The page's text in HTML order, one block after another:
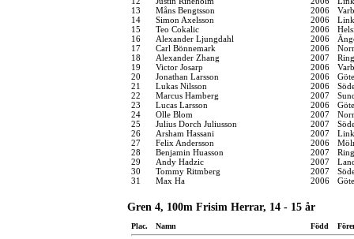
13
Måns Bengtsson 2006
14
Simon Axelsson 2006
15
Teo Cokalic 2006
16
Alexander Ljungdahl 2006
17
Carl Bönnemark 2006
18
Alexander Zhang 2007
19
Victor Josarp 2006
20
Jonathan Larsson 2006
21
Lukas Nilsson 2006
22
Marcus Hamberg 2007
23
Lucas Larsson 2006
24
Olle Blom 2007
25
Julius Dorch Juliusson 2007
26
Arsham Hassani 2007
27
Felix Andersson 2006
28
Benjamin Huasson 2007
29
Andy Hadzic 2007
30
Tommy Ritmberg 2007
31
Max Ha 2006
Gren 4, 100m Frisim Herrar, 14 - 15 år
Plac. Namn Född